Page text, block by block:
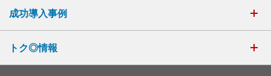
成功導入事例
トク◎情報